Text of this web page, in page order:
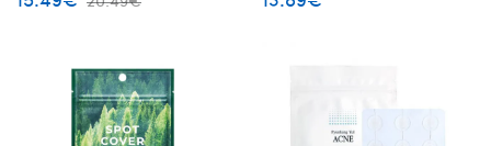
odai
rūgštimi